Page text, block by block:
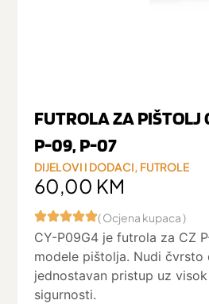
FUTROLA ZA PIŠTOLJ
P-09, P-07
DIJELOVI I DODACI, FUTROLE
60,00 KM
( Ocjena kupaca )
CY-P09G4 je futrola za CZ
modele pištolja. Nudi čvrsto
jednostavan pristup uz
sigurnosti.